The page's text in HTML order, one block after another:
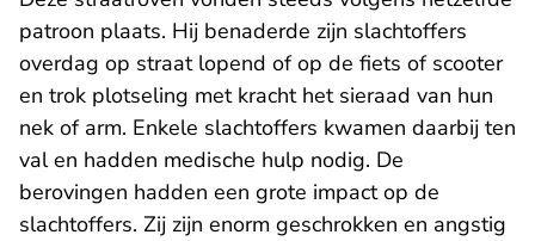
patroon plaats. Hij benaderde zijn slachtoffers
overdag op straat lopend of op de fiets of scooter
en trok plotseling met kracht het sieraad van hun
nek of arm. Enkele slachtoffers kwamen daarbij ten
val en hadden medische hulp nodig. De
berovingen hadden een grote impact op de
slachtoffers. Zij zijn enorm geschrokken en angstig